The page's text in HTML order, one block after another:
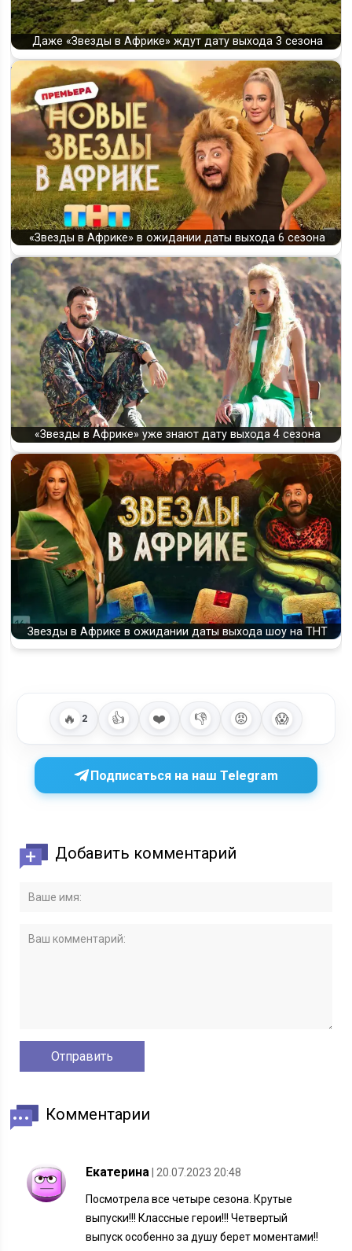
Даже «Звезды в Африке» ждут дату выхода 3 сезона
«Звезды в Африке» в ожидании даты выхода 6 сезона
«Звезды в Африке» уже знают дату выхода 4 сезона
Звезды в Африке в ожидании даты выхода шоу на ТНТ
🔥 2 👍 ❤️ 👎 😡 😱
Подписаться на наш Telegram
Добавить комментарий
Комментарии
Екатерина | 20.07.2023 20:48
Посмотрела все четыре сезона. Крутые
выпуски!!! Классные герои!!! Четвертый
выпуск особенно за душу берет моментами!!